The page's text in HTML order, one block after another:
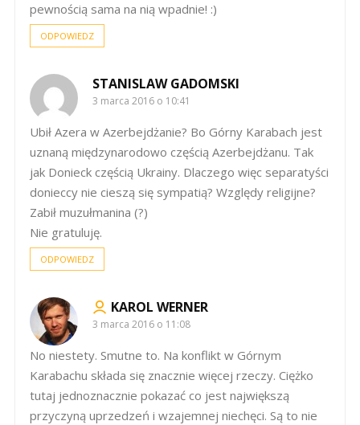
pewnością sama na nią wpadnie! :)
ODPOWIEDZ
STANISLAW GADOMSKI
3 marca 2016 o 10:41
Ubił Azera w Azerbejdżanie? Bo Górny Karabach jest
uznaną międzynarodowo częścią Azerbejdżanu. Tak
jak Donieck częścią Ukrainy. Dlaczego więc separatyści
donieccy nie cieszą się sympatią? Względy religijne?
Zabił muzułmanina (?)
Nie gratuluję.
ODPOWIEDZ
KAROL WERNER
3 marca 2016 o 11:08
No niestety. Smutne to. Na konflikt w Górnym
Karabachu składa się znacznie więcej rzeczy. Ciężko
tutaj jednoznacznie pokazać co jest największą
przyczyną uprzedzeń i wzajemnej niechęci. Są to nie